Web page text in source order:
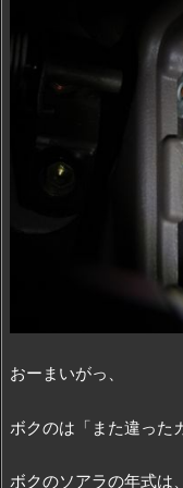
おーまいがっ、
ボクのは「また違った
ボクのソアラの年式は